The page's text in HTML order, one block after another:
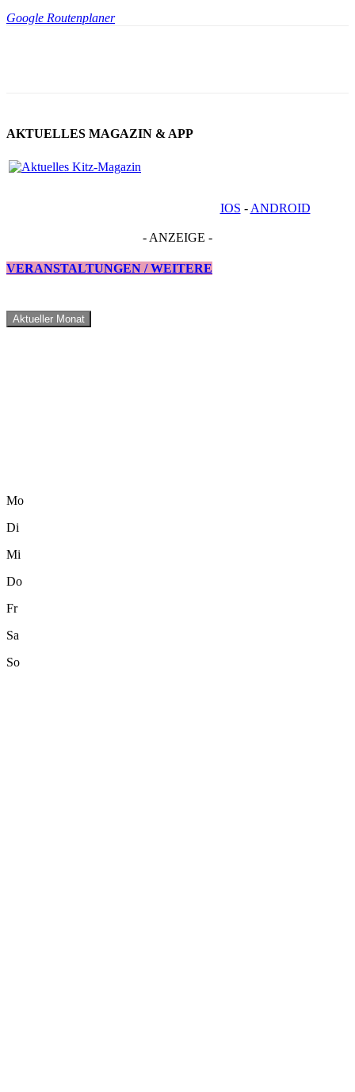
Google Routenplaner
AKTUELLES MAGAZIN & APP
IOS - ANDROID
- ANZEIGE -
VERANSTALTUNGEN / WEITERE
Aktueller Monat
Mo
Di
Mi
Do
Fr
Sa
So